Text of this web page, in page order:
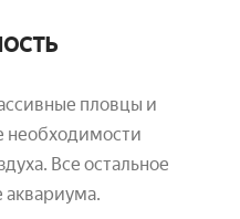
пловцы и
необходимости
Все остальное